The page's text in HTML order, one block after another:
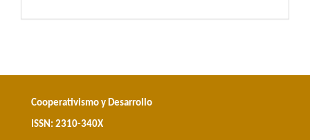
Cooperativismo y Desarrollo
ISSN: 2310-340X